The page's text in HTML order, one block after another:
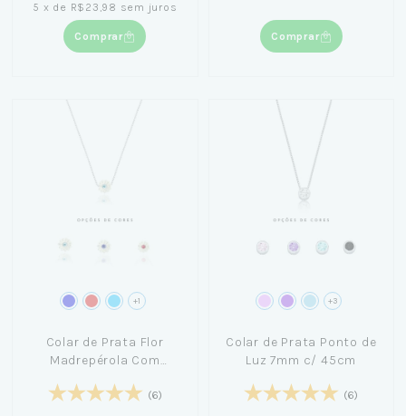
5 x de R$23,98 sem juros
Comprar Comprar
+1
Colar de Prata Flor
Madrepérola Com
(6)
+3
Colar de Prata Ponto de
Luz 7mm c/ 45cm
(6)